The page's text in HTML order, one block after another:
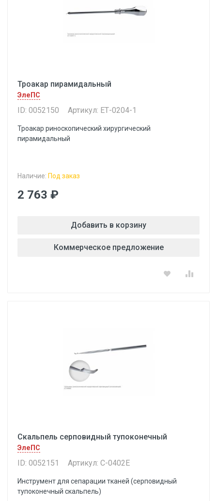
Троакар пирамидальный
ЭлеПС
ID: 0052150 Артикул: ЕТ-0204-1
Троакар риноскопический хирургический
пирамидальный
Наличие: Под заказ
2 763 ₽
Добавить в корзину
Коммерческое предложение
Скальпель серповидный тупоконечный
ЭлеПС
ID: 0052151 Артикул: С-0402Е
Инструмент для сепарации тканей (серповидный
тупоконечный скальпель)